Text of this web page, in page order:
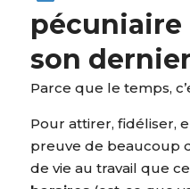
pécuniaire
son
Parce que le temps,
Pour attirer, fidéliser,
preuve de beaucoup
de vie au travail que